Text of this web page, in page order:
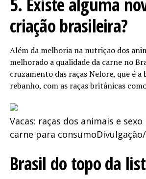
5. Existe alguma
criação brasileira?
Além da melhoria na nutrição dos
melhorado a qualidade da carne no
cruzamento das raças Nelore, que é a
rebanho, com as raças britânicas
Vacas: raças dos animais e
carne para consumo
Brasil do topo da